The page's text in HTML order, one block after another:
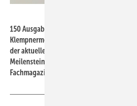
150 Ausgaben Leidenschaft fürs
Klempnermeister Andreas Buck die
der aktuellen Jubiläumsausgabe feiert er
Meilenstein an der Spitze des im Gentner
Fachmagazins